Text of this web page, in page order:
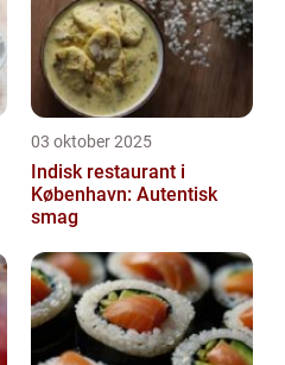
03 oktober 2025
Indisk restaurant i
København: Autentisk
smag